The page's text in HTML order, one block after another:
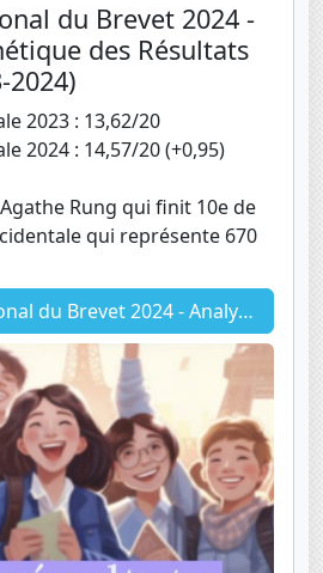
du Brevet 2024 -
des Résultats
2024)
2023 : 13,62/20
2024 : 14,57/20 (+0,95)
Rung qui finit 10e de
qui représente 670
- Analyse Synthétique des Résultats au DNB (2023-2024)